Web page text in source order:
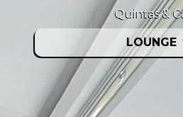
LOUNGE
Quintas &